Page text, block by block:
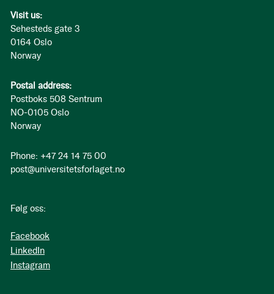
Visit us:
Sehesteds gate 3
0164 Oslo
Norway
Postal address:
Postboks 508 Sentrum
NO-0105 Oslo
Norway
Phone: +47 24 14 75 00
post@universitetsforlaget.no
Følg oss:
Facebook
LinkedIn
Instagram